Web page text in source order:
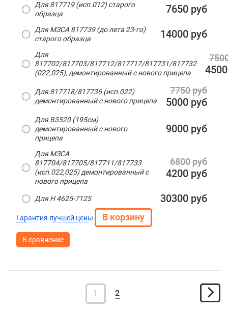
Для 817719 (исп.012) старого
образца
7650 руб
Для МЗСА 817739 (до лета 23-го)
старого образца
14000 руб
Для
817702/817703/817712/817717/817731/817732
(022,025), демонтированный с нового прицепа
Для 817718/817736 (исп.022)
демонтированный с нового прицепа
7750 руб
5000 руб
Для B3520 (195см)
демонтированный с нового
прицепа
9000 руб
Для МЗСА
817704/817705/817711/817733
(исп.022,025) демонтированный с
нового прицепа
6800 руб
4200 руб
Для H 4625-7125 30300 руб
Гарантия лучшей цены
В сравнение
1 2